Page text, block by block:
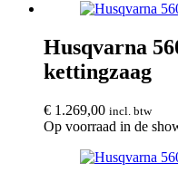
Husqvarna
kettingzaag
€ 1.269,00 incl. btw
Op voorraad in de